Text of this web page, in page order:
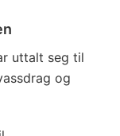
uttalt seg til
og